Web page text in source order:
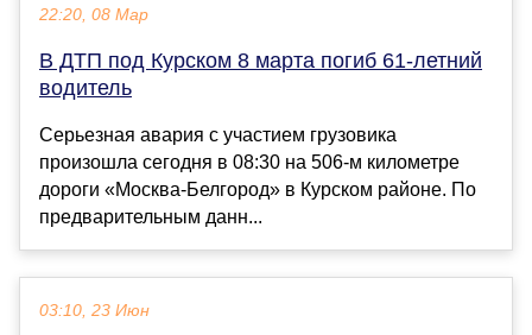
22:20, 08 Мар
В ДТП под Курском 8 марта погиб 61-летний
водитель
Серьезная авария с участием грузовика
произошла сегодня в 08:30 на 506-м километре
дороги «Москва-Белгород» в Курском районе. По
предварительным данн...
03:10, 23 Июн